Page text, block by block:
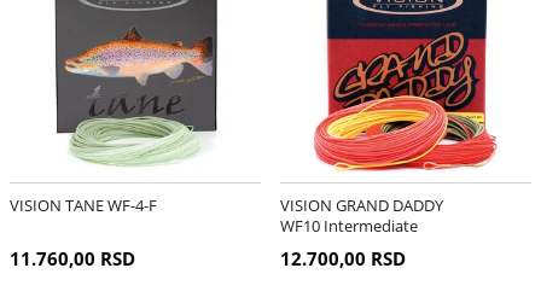
VISION TANE WF-4-F
11.760,00 RSD
VISION GRAND DADDY
WF10 Intermediate
12.700,00 RSD